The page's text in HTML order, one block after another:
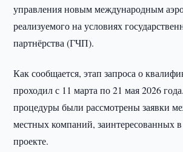
управления новым международным
реализуемого на условиях
партнёрства (ГЧП).
Как сообщается, этап запроса о
проходил с 11 марта по 21 мая 2026
процедуры были рассмотрены заявки
местных компаний, заинтересованных
проекте.